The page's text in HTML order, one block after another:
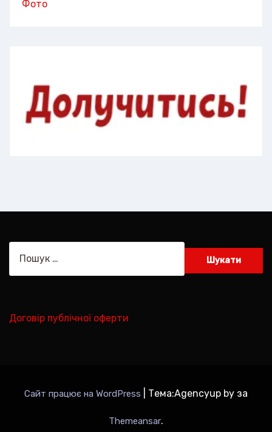
Фото
Договір публічної оферти
Сайт працює на WordPress Тема:Agencyup by за
Themeansar.